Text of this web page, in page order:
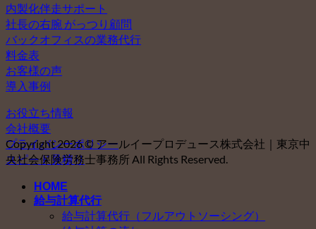
内製化伴走サポート
社長の右腕 がっつり顧問
バックオフィスの業務代行
料金表
お客様の声
導入事例
お役立ち情報
会社概要
プライバシーポリシー
スピード見積り
Copyright 2026 © アールイープロデュース株式会社｜東京中
央社会保険労務士事務所 All Rights Reserved.
HOME
給与計算代行
給与計算代行（フルアウトソーシング）